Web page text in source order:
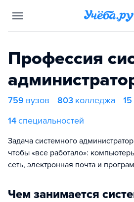
Профессия
759 вузов 803 колледжа 15
14специальностей
Задача системного
чтобы «все работало»:
сеть, электронная почта и
Чем занимается